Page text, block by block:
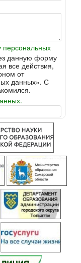
персональных
данную форму
все действия,
от
данных». С